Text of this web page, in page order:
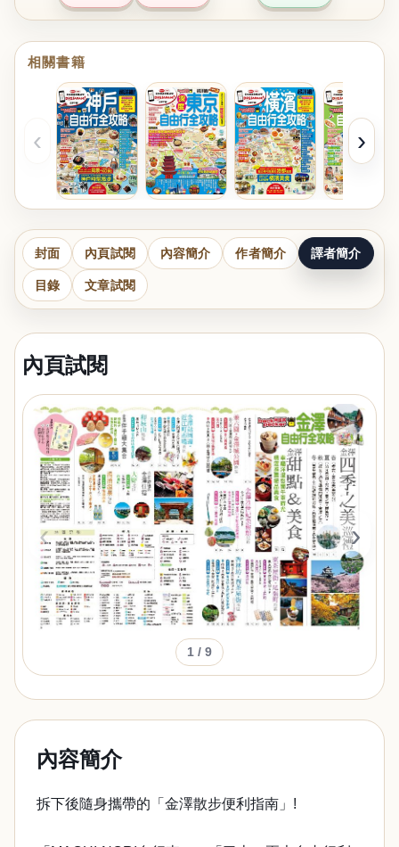
相關書籍
‹ ›
封面 內頁試閱 內容簡介 作者簡介 譯者簡介
目錄 文章試閱
內頁試閱
‹ ›
1 / 9
內容簡介
拆下後隨身攜帶的「金澤散步便利指南」!